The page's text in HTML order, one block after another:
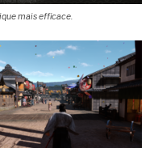
mais efficace.